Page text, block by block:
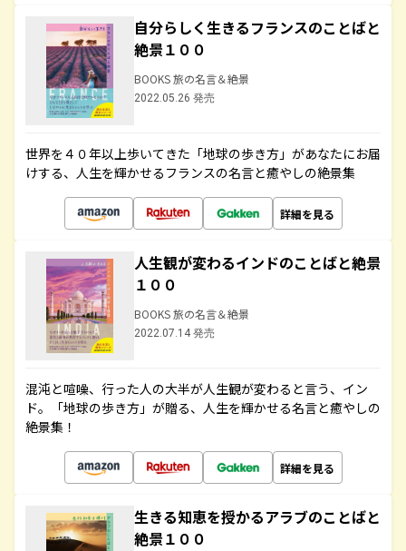
自分らしく生きるフランスのことばと
絶景１００
BOOKS 旅の名言＆絶景
2022.05.26 発売
世界を４０年以上歩いてきた「地球の歩き方」があなたにお届
けする、人生を輝かせるフランスの名言と癒やしの絶景集
詳細を見る
人生観が変わるインドのことばと絶景
１００
BOOKS 旅の名言＆絶景
2022.07.14 発売
混沌と喧噪、行った人の大半が人生観が変わると言う、イン
ド。「地球の歩き方」が贈る、人生を輝かせる名言と癒やしの
絶景集！
詳細を見る
生きる知恵を授かるアラブのことばと
絶景１００